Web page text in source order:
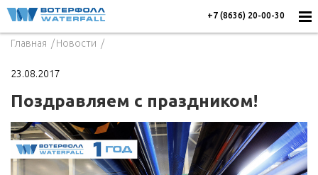
+7 (8636) 20-00-30
Главная Новости
23.08.2017
Поздравляем с праздником!